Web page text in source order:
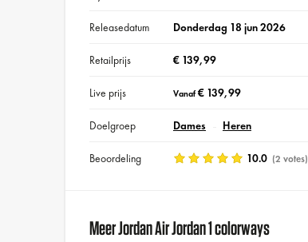
Releasedatum Donderdag 18 jun 2026
Retailprijs € 139,99
Live prijs Vanaf€ 139,99
Doelgroep Dames Heren
Beoordeling 10.0 (2 votes)
Meer Jordan Air Jordan 1 colorways